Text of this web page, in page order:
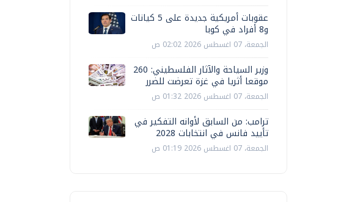
عقوبات أمريكية جديدة على 5 كيانات
و8 أفراد في كوبا
الجمعة، 07 اغسطس 2026 02:02 ص
وزير السياحة والآثار الفلسطيني: 260
موقعا أثريا في غزة تعرضت للضرر
الجمعة، 07 اغسطس 2026 01:32 ص
ترامب: من السابق لأوانه التفكير في
تأييد فانس في انتخابات 2028
الجمعة، 07 اغسطس 2026 01:19 ص